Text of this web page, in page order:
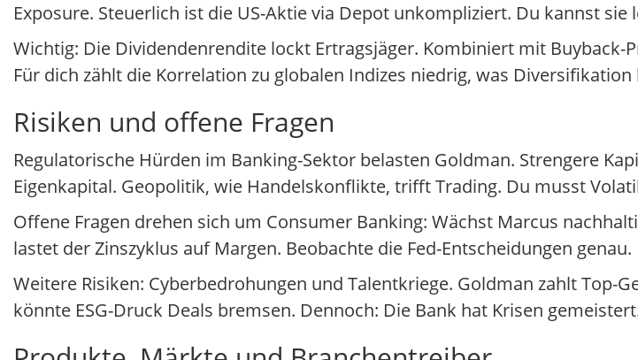
Exposure. Steuerlich ist die US-Aktie via Depot unkompliziert. Du kannst
Wichtig: Die Dividendenrendite lockt Ertragsjäger. Kombiniert mit
Für dich zählt die Korrelation zu globalen Indizes niedrig, was Diversifikation
Risiken und offene Fragen
Regulatorische Hürden im Banking-Sektor belasten Goldman. Strengere
Eigenkapital. Geopolitik, wie Handelskonflikte, trifft Trading. Du musst
Offene Fragen drehen sich um Consumer Banking: Wächst Marcus
lastet der Zinszyklus auf Margen. Beobachte die Fed-Entscheidungen genau.
Weitere Risiken: Cyberbedrohungen und Talentkriege. Goldman zahlt Top-
könnte ESG-Druck Deals bremsen. Dennoch: Die Bank hat Krisen